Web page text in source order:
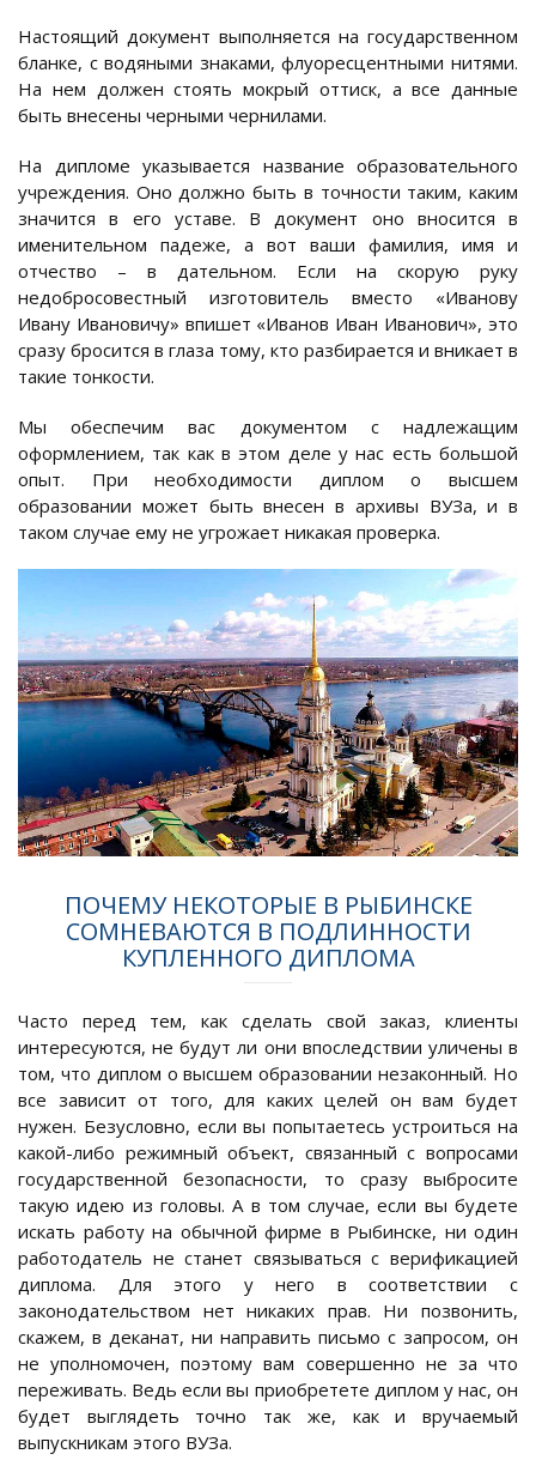
Настоящий документ выполняется на государственном
бланке, с водяными знаками, флуоресцентными нитями.
На нем должен стоять мокрый оттиск, а все данные
быть внесены черными чернилами.
На дипломе указывается название образовательного
учреждения. Оно должно быть в точности таким, каким
значится в его уставе. В документ оно вносится в
именительном падеже, а вот ваши фамилия, имя и
отчество – в дательном. Если на скорую руку
недобросовестный изготовитель вместо «Иванову
Ивану Ивановичу» впишет «Иванов Иван Иванович», это
сразу бросится в глаза тому, кто разбирается и вникает в
такие тонкости.
Мы обеспечим вас документом с надлежащим
оформлением, так как в этом деле у нас есть большой
опыт. При необходимости диплом о высшем
образовании может быть внесен в архивы ВУЗа, и в
таком случае ему не угрожает никакая проверка.
ПОЧЕМУ НЕКОТОРЫЕ В РЫБИНСКЕ
СОМНЕВАЮТСЯ В ПОДЛИННОСТИ
КУПЛЕННОГО ДИПЛОМА
Часто перед тем, как сделать свой заказ, клиенты
интересуются, не будут ли они впоследствии уличены в
том, что диплом о высшем образовании незаконный. Но
все зависит от того, для каких целей он вам будет
нужен. Безусловно, если вы попытаетесь устроиться на
какой-либо режимный объект, связанный с вопросами
государственной безопасности, то сразу выбросите
такую идею из головы. А в том случае, если вы будете
искать работу на обычной фирме в Рыбинске, ни один
работодатель не станет связываться с верификацией
диплома. Для этого у него в соответствии с
законодательством нет никаких прав. Ни позвонить,
скажем, в деканат, ни направить письмо с запросом, он
не уполномочен, поэтому вам совершенно не за что
переживать. Ведь если вы приобретете диплом у нас, он
будет выглядеть точно так же, как и вручаемый
выпускникам этого ВУЗа.